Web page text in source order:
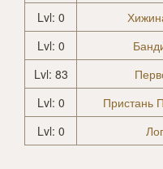
Lvl: 0
Lvl: 0
Lvl: 83
Lvl: 0
Пристань
Lvl: 0